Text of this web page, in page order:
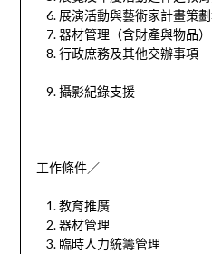
展演活動與藝術家計畫策
器材管理（含財產與物品）
行政庶務及其他交辦事項
攝影紀錄支援
工作條件／
教育推廣
器材管理
臨時人力統籌管理